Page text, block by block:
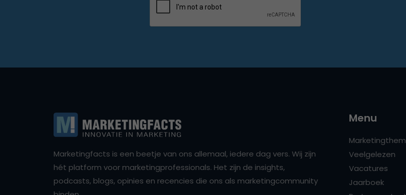
Marketingfacts is een beetje van ons allemaal, iedere dag vers. Wij zijn
hét platform voor marketingprofessionals. Het zijn de insights,
podcasts, blogs, opinies en recencies die ons als marketingcommunity
Menu
Veelgelezen
Vacatures
Jaarboek